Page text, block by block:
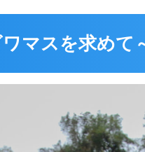
マスを求めて